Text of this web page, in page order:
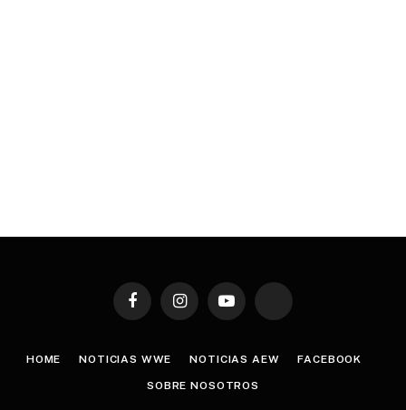
FacebookInstagramYouTube TikTok
HOME NOTICIAS WWE NOTICIAS AEW FACEBOOK
SOBRE NOSOTROS